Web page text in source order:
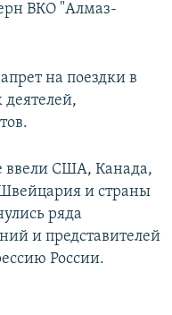
ВКО "Алмаз-
на поездки в
ввели США, Канада,
и страны
ряда
и представителей
России.